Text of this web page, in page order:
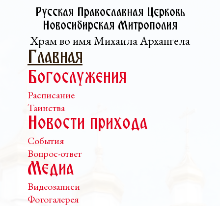
Русская Православная Церковь­
Новосибирская Митрополия
Храм во имя Михаила Архангела
Главная
Богослужения
Расписание
Таинства
Новости прихода
События
Вопрос-ответ
Медиа
Видеозаписи
Фотогалерея